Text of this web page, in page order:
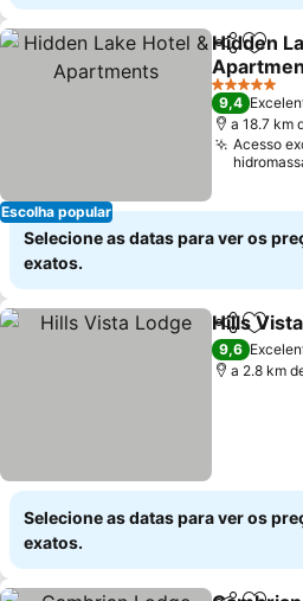
Escolha popular
Partilhar
Hidden
Ver preços
5 Estrelas
9,4
a 18.7 km
Acesso
Selecione as datas para ver os
exatos.
Partilhar
Hills
9,6
a 2.8 km
Selecione as datas para ver os
exatos.